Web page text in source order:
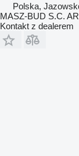
Polska,
MASZ-BUD S.C.
Kontakt z dealerem